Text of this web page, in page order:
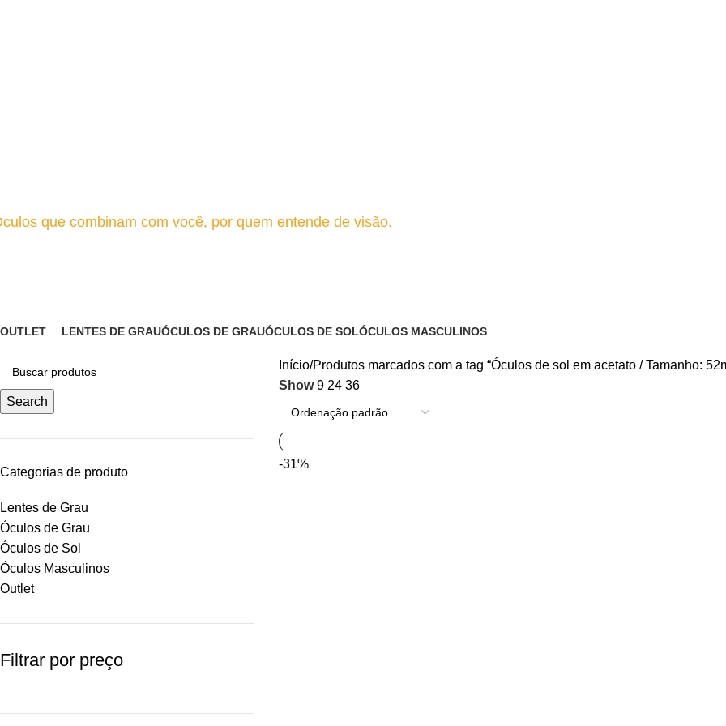
que combinam com você, por quem entende de visão.
OUTLET
LENTES DE GRAUÓCULOS DE GRAUÓCULOS DE SOLÓCULOS MASCULINOS
Search
Categorias de produto
Lentes de Grau
Óculos de Grau
Óculos de Sol
Óculos Masculinos
Outlet
Filtrar por preço
Início Produtos marcados com a tag “Óculos de sol em acetato / Tamanho:
Show9 24 36
-31%